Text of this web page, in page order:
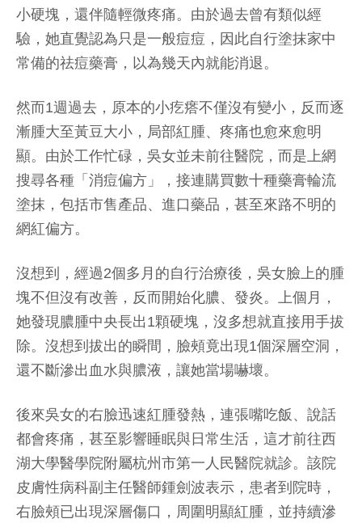
小硬塊，還伴隨輕微疼痛。由於過去曾有類似經
驗，她直覺認為只是一般痘痘，因此自行塗抹家中
常備的祛痘藥膏，以為幾天內就能消退。
然而1週過去，原本的小疙瘩不僅沒有變小，反而逐
漸腫大至黃豆大小，局部紅腫、疼痛也愈來愈明
顯。由於工作忙碌，吳女並未前往醫院，而是上網
搜尋各種「消痘偏方」，接連購買數十種藥膏輪流
塗抹，包括市售產品、進口藥品，甚至來路不明的
網紅偏方。
沒想到，經過2個多月的自行治療後，吳女臉上的腫
塊不但沒有改善，反而開始化膿、發炎。上個月，
她發現膿腫中央長出1顆硬塊，沒多想就直接用手拔
除。沒想到拔出的瞬間，臉頰竟出現1個深層空洞，
還不斷滲出血水與膿液，讓她當場嚇壞。
後來吳女的右臉迅速紅腫發熱，連張嘴吃飯、說話
都會疼痛，甚至影響睡眠與日常生活，這才前往西
湖大學醫學院附屬杭州市第一人民醫院就診。該院
皮膚性病科副主任醫師鍾劍波表示，患者到院時，
右臉頰已出現深層傷口，周圍明顯紅腫，並持續滲